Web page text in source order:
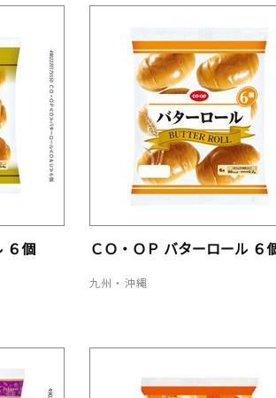
６個 ＣＯ・ＯＰ バターロール ６
九州・沖縄